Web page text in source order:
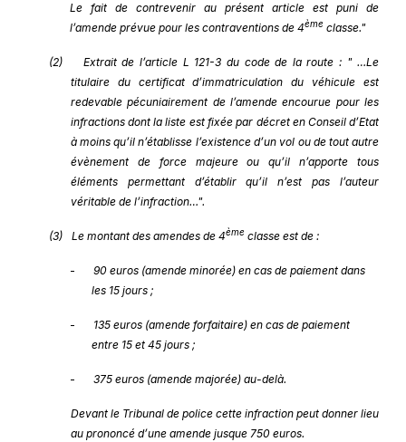
Le fait de contrevenir au présent article est puni de
l’amende prévue pour les contraventions de 4ème classe."
(2)
Extrait de l’article L 121-3 du code de la route : " …Le
titulaire du certificat d’immatriculation du véhicule est
redevable pécuniairement de l’amende encourue pour les
infractions dont la liste est fixée par décret en Conseil d’Etat
à moins qu’il n’établisse l’existence d’un vol ou de tout autre
évènement de force majeure ou qu’il n’apporte tous
éléments permettant d’établir qu’il n’est pas l’auteur
véritable de l’infraction…".
(3) Le montant des amendes de 4ème classe est de :
-
90 euros (amende minorée) en cas de paiement dans
les 15 jours ;
-
135 euros (amende forfaitaire) en cas de paiement
entre 15 et 45 jours ;
- 375 euros (amende majorée) au-delà.
Devant le Tribunal de police cette infraction peut donner lieu
au prononcé d’une amende jusque 750 euros.